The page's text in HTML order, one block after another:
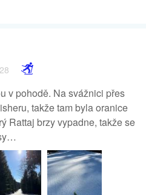
v pohodě. Na svážnici přes
takže tam byla oranice
Rattaj brzy vypadne, takže se